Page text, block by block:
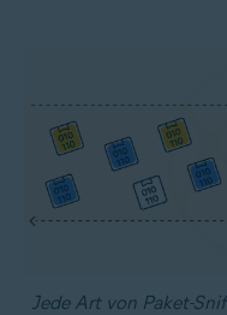
Jede Art von Paket-